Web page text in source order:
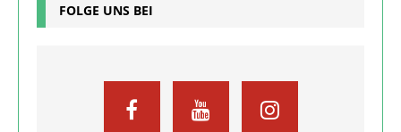
FOLGE UNS BEI